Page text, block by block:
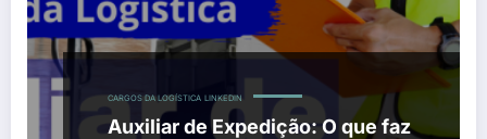
CARGOS DA LOGÍSTICA LINKEDIN
Auxiliar de Expedição: O que faz